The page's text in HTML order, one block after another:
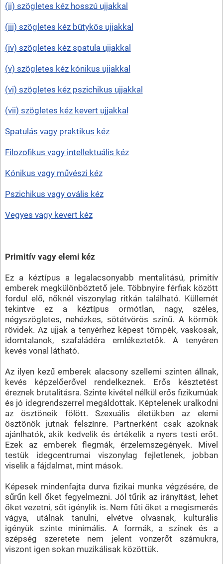
(ii) szögletes kéz hosszú ujjakkal
(iii) szögletes kéz bütykös ujjakkal
(iv) szögletes kéz spatula ujjakkal
(v) szögletes kéz kónikus ujjakkal
(vi) szögletes kéz pszichikus ujjakkal
(vii) szögletes kéz kevert ujjakkal
Spatulás vagy praktikus kéz
Filozofikus vagy intellektuális kéz
Kónikus vagy művészi kéz
Pszichikus vagy ovális kéz
Vegyes vagy kevert kéz
Primitív vagy elemi kéz
Ez a kéztípus a legalacsonyabb mentalitású, primitív
emberek megkülönböztető jele. Többnyire férfiak között
fordul elő, nőknél viszonylag ritkán található. Küllemét
tekintve ez a kéztípus ormótlan, nagy, széles,
négyszögletes, nehézkes, sötétvörös színű. A körmök
rövidek. Az ujjak a tenyérhez képest tömpék, vaskosak,
idomtalanok, szafaládéra emlékeztetők. A tenyéren
kevés vonal látható.
Az ilyen kezű emberek alacsony szellemi szinten állnak,
kevés képzelőerővel rendelkeznek. Erős késztetést
éreznek brutalitásra. Szinte kivétel nélkül erős fizikumúak
és jó idegrendszerrel megáldottak. Képtelenek uralkodni
az ösztöneik fölött. Szexuális életükben az elemi
ösztönök jutnak felszínre. Partnerként csak azoknak
ajánlhatók, akik kedvelik és értékelik a nyers testi erőt.
Ezek az emberek flegmák, érzelemszegények. Mivel
testük idegcentrumai viszonylag fejletlenek, jobban
viselik a fájdalmat, mint mások.
Képesek mindenfajta durva fizikai munka végzésére, de
sűrűn kell őket fegyelmezni. Jól tűrik az irányítást, lehet
őket vezetni, sőt igénylik is. Nem fűti őket a megismerés
vágya, utálnak tanulni, elvétve olvasnak, kulturális
igényük szinte minimális. A formák, a színek és a
szépség szeretete nem jelent vonzerőt számukra,
viszont igen sokan muzikálisak közöttük.